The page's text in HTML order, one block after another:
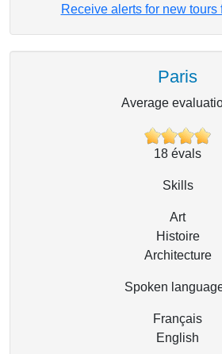
Receive alerts for new tours
Paris
Average
18 évals
Skills
Art
Histoire
Architecture
Spoken
Français
English